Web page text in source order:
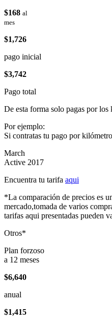
$168 al
mes
$1,726
pago inicial
$3,742
Pago total
De esta forma solo pagas por los
Por ejemplo:
Si contratas tu pago por
March
Active 2017
Encuentra tu tarifa aqui
*La comparación de precios es
mercado,tomada de varios
tarifas aqui presentadas pueden
Otros*
Plan forzoso
a 12 meses
$6,640
anual
$1,415